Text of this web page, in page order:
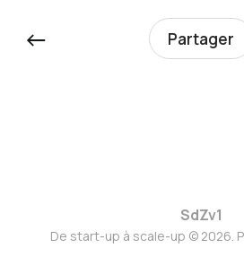
← Partager
SdZv1
De start-up à scale-up © 2026.